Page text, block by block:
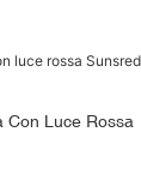
Con Luce Rossa